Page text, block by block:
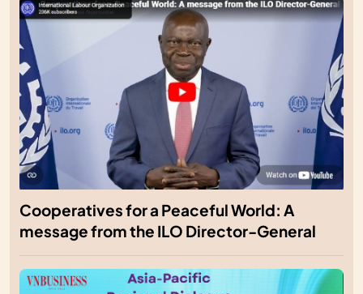
Cooperatives for a Peaceful World: A
message from the ILO Director-General